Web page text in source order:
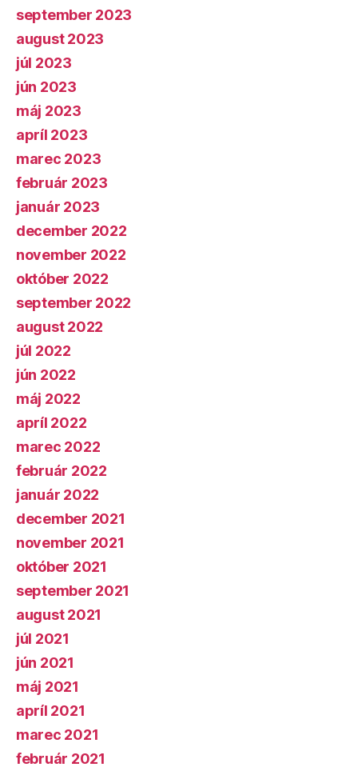
september 2023
august 2023
júl 2023
jún 2023
máj 2023
apríl 2023
marec 2023
február 2023
január 2023
december 2022
november 2022
október 2022
september 2022
august 2022
júl 2022
jún 2022
máj 2022
apríl 2022
marec 2022
február 2022
január 2022
december 2021
november 2021
október 2021
september 2021
august 2021
júl 2021
jún 2021
máj 2021
apríl 2021
marec 2021
február 2021